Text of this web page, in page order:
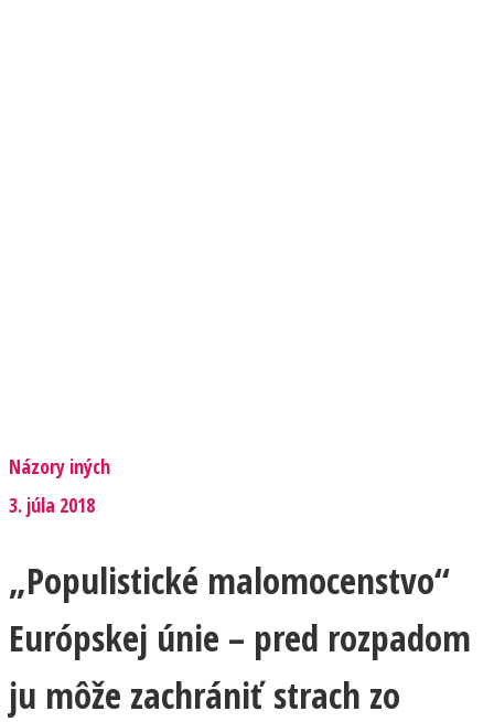
Názory iných
3. júla 2018
„Populistické malomocenstvo“
Európskej únie – pred rozpadom
ju môže zachrániť strach zo